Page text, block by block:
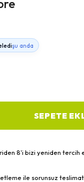
şu anda
SEPETE
8'i bizi yeniden tercih
ile sorunsuz teslimat